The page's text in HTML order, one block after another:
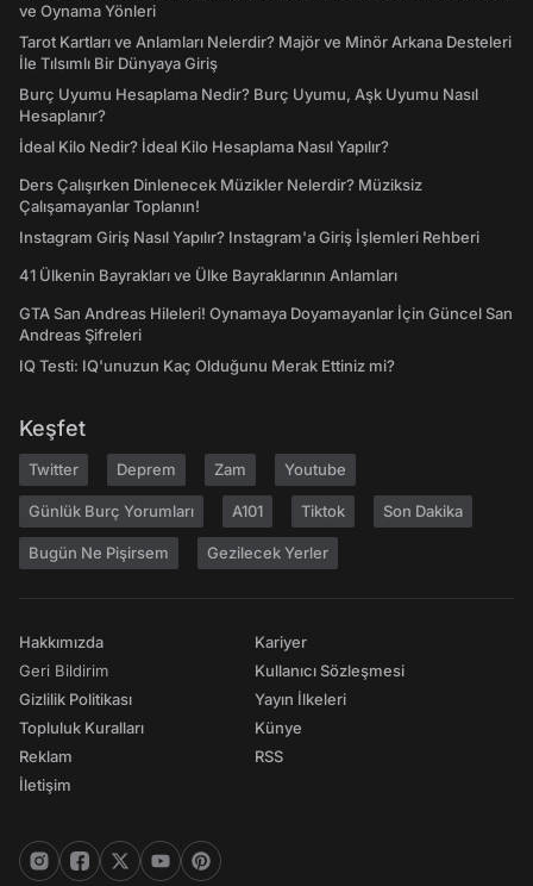
ve Oynama Yönleri
Tarot Kartları ve Anlamları Nelerdir? Majör ve Minör Arkana Desteleri
İle Tılsımlı Bir Dünyaya Giriş
Burç Uyumu Hesaplama Nedir? Burç Uyumu, Aşk Uyumu Nasıl
Hesaplanır?
İdeal Kilo Nedir? İdeal Kilo Hesaplama Nasıl Yapılır?
Ders Çalışırken Dinlenecek Müzikler Nelerdir? Müziksiz
Çalışamayanlar Toplanın!
Instagram Giriş Nasıl Yapılır? Instagram'a Giriş İşlemleri Rehberi
41 Ülkenin Bayrakları ve Ülke Bayraklarının Anlamları
GTA San Andreas Hileleri! Oynamaya Doyamayanlar İçin Güncel San
Andreas Şifreleri
IQ Testi: IQ'unuzun Kaç Olduğunu Merak Ettiniz mi?
Keşfet
Twitter Deprem Zam Youtube
Günlük Burç Yorumları A101 Tiktok Son Dakika
Bugün Ne Pişirsem Gezilecek Yerler
Hakkımızda
Geri Bildirim
Gizlilik Politikası
Topluluk Kuralları
Reklam
İletişim
Kariyer
Kullanıcı Sözleşmesi
Yayın İlkeleri
Künye
RSS